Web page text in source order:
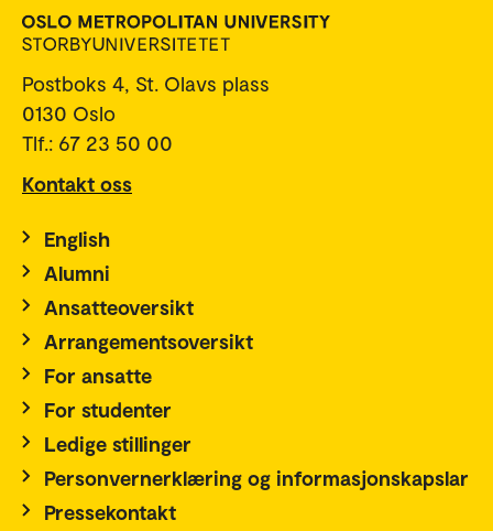
Postboks 4, St. Olavs plass
0130 Oslo
Tlf.: 67 23 50 00
Kontakt oss
English
Alumni
Ansatteoversikt
Arrangementsoversikt
For ansatte
For studenter
Ledige stillinger
Personvernerklæring og informasjonskapslar
Pressekontakt